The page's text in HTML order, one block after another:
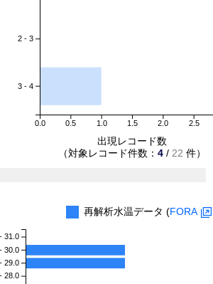
0.0 0.5 1.0 1.5 2.0 2.5
2 - 3
3 - 4
出現レコード数
（対象レコード件数： 4 / 22 件）
再解析水温データ (FORA
31.0
30.0
29.0
28.0